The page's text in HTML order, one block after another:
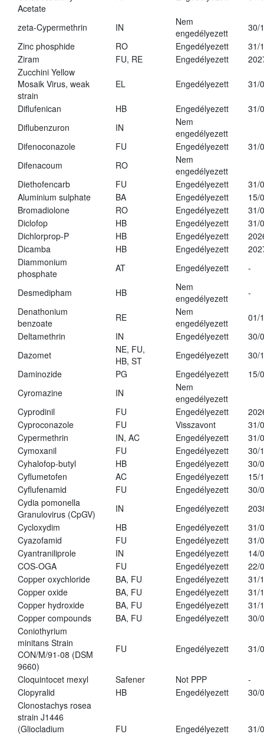
Acetate
zeta-Cypermethrin IN
Nem
engedélyezett
30/
Zinc phosphide
RO Engedélyezett
31/
Ziram
FU, RE Engedélyezett
Zucchini Yellow
Mosaik Virus, weak
strain
EL Engedélyezett 31/
Diflufenican HB Engedélyezett
31/
Diflubenzuron
IN
Nem
engedélyezett
Difenoconazole
FU Engedélyezett
31/
Difenacoum
RO
Nem
engedélyezett
Diethofencarb
FU Engedélyezett
31/
Aluminium sulphate
BA Engedélyezett
15/
Bromadiolone
RO Engedélyezett
31/
Diclofop
HB Engedélyezett
31/
Dichlorprop-P
HB Engedélyezett
Dicamba
HB Engedélyezett
Diammonium
phosphate
AT Engedélyezett -
Desmedipham HB
Nem
engedélyezett
-
Denathonium
benzoate
RE
Nem
engedélyezett
01/
Deltamethrin
IN Engedélyezett
30/
Dazomet
NE, FU,
HB, ST
Engedélyezett
30/
Daminozide
PG Engedélyezett
15/
Cyromazine
IN
Nem
engedélyezett
Cyprodinil
FU Engedélyezett
Cyproconazole
FU Visszavont
31/
Cypermethrin
IN, AC Engedélyezett
31/
Cymoxanil
FU Engedélyezett
30/
Cyhalofop-butyl
HB Engedélyezett
30/
Cyflumetofen
AC Engedélyezett
15/
Cyflufenamid
FU Engedélyezett
30/
Cydia pomonella
Granulovirus (CpGV)
IN Engedélyezett
Cycloxydim
HB Engedélyezett
31/
Cyazofamid
FU Engedélyezett
31/
Cyantraniliprole
IN Engedélyezett
14/
COS-OGA
FU Engedélyezett
22/
Copper oxychloride
BA, FU Engedélyezett
31/
Copper oxide
BA, FU Engedélyezett
31/
Copper hydroxide
BA, FU Engedélyezett
31/
Copper compounds
BA, FU Engedélyezett
30/
Coniothyrium
minitans Strain
CON/M/91-08 (DSM
9660)
FU Engedélyezett 31/
Cloquintocet mexyl Safener Not PPP
-
Clopyralid
HB Engedélyezett
30/
Clonostachys rosea
strain J1446
(Gliocladium
FU Engedélyezett 31/